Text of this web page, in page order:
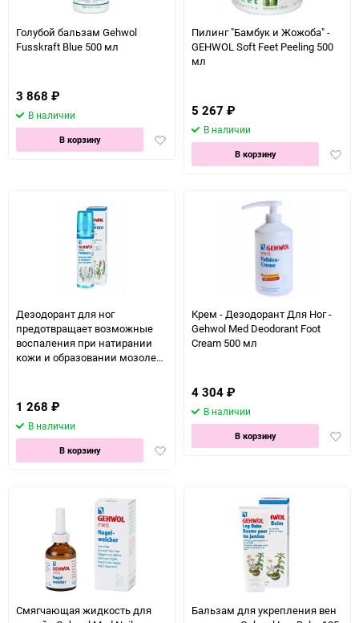
Голубой бальзам Gehwol
Fusskraft Blue 500 мл
3 868 ₽
В наличии
Добавить
избранное
В корзину
Пилинг "Бамбук и Жожоба" -
GEHWOL Soft Feet Peeling 500
мл
5 267 ₽
В наличии
В корзину
Дезодорант для ног
предотвращает возможные
воспаления при натирании
кожи и образовании мозолей
1 268 ₽
В наличии
Добавить
В корзину
Крем - Дезодорант Для Ног -
Gehwol Med Deodorant Foot
Cream 500 мл
4 304 ₽
В наличии
В корзину
Смягчающая жидкость для
Бальзам для укрепления вен